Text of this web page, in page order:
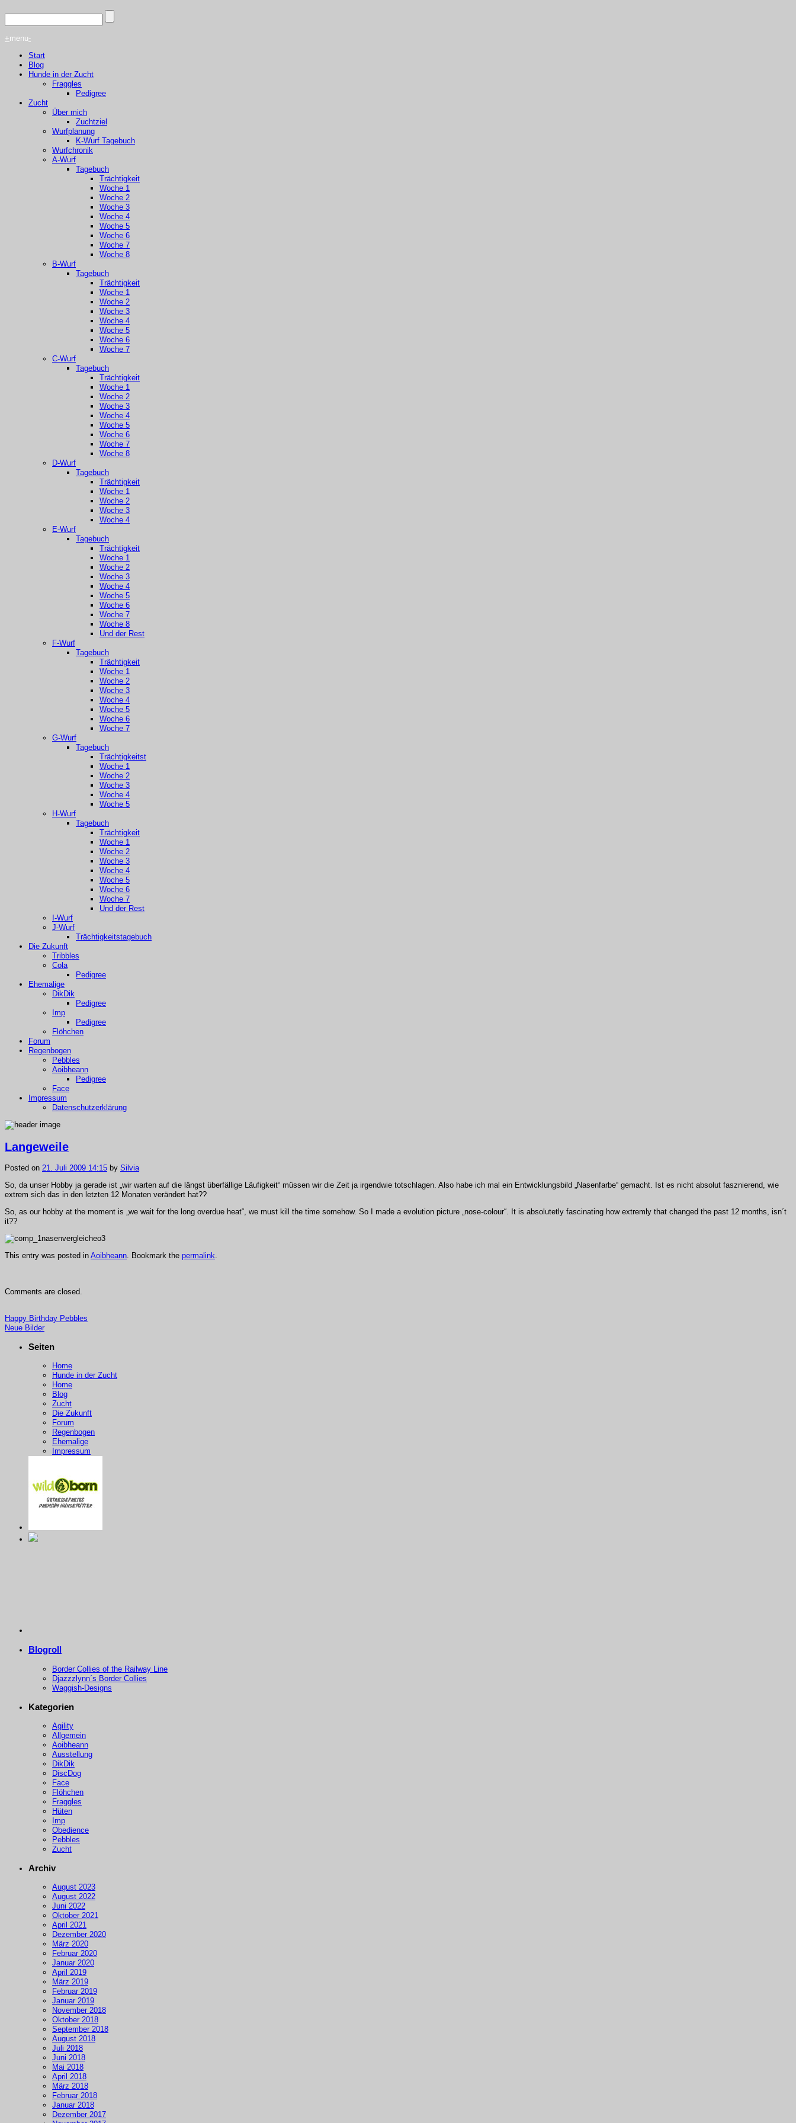
+menu-
Start
Blog
Hunde in der Zucht
Fraggles
Pedigree
Zucht
Über mich
Zuchtziel
Wurfplanung
K-Wurf Tagebuch
Wurfchronik
A-Wurf
Tagebuch
Trächtigkeit
Woche 1
Woche 2
Woche 3
Woche 4
Woche 5
Woche 6
Woche 7
Woche 8
B-Wurf
Tagebuch
Trächtigkeit
Woche 1
Woche 2
Woche 3
Woche 4
Woche 5
Woche 6
Woche 7
C-Wurf
Tagebuch
Trächtigkeit
Woche 1
Woche 2
Woche 3
Woche 4
Woche 5
Woche 6
Woche 7
Woche 8
D-Wurf
Tagebuch
Trächtigkeit
Woche 1
Woche 2
Woche 3
Woche 4
E-Wurf
Tagebuch
Trächtigkeit
Woche 1
Woche 2
Woche 3
Woche 4
Woche 5
Woche 6
Woche 7
Woche 8
Und der Rest
F-Wurf
Tagebuch
Trächtigkeit
Woche 1
Woche 2
Woche 3
Woche 4
Woche 5
Woche 6
Woche 7
G-Wurf
Tagebuch
Trächtigkeitst
Woche 1
Woche 2
Woche 3
Woche 4
Woche 5
H-Wurf
Tagebuch
Trächtigkeit
Woche 1
Woche 2
Woche 3
Woche 4
Woche 5
Woche 6
Woche 7
Und der Rest
I-Wurf
J-Wurf
Trächtigkeitstagebuch
Die Zukunft
Tribbles
Cola
Pedigree
Ehemalige
DikDik
Pedigree
Imp
Pedigree
Flöhchen
Forum
Regenbogen
Pebbles
Aoibheann
Pedigree
Face
Impressum
Datenschutzerklärung
Langeweile
Posted on 21. Juli 2009 14:15 by Silvia
So, da unser Hobby ja gerade ist „wir warten auf die längst überfällige Läufigkeit“ müssen wir die Zeit ja irgendwie totschlagen. Also habe ich mal ein Entwicklungsbild „Nasenfarbe“ gemacht. Ist es nicht absolut fasznierend, wie
extrem sich das in den letzten 12 Monaten verändert hat??
So, as our hobby at the moment is „we wait for the long overdue heat“, we must kill the time somehow. So I made a evolution picture „nose-colour“. It is absolutetly fascinating how extremly that changed the past 12 months, isn´t
it??
This entry was posted in Aoibheann . Bookmark the permalink
Comments are closed.
Happy Birthday Pebbles
Neue Bilder
Seiten
Home
Hunde in der Zucht
Home
Blog
Zucht
Die Zukunft
Forum
Regenbogen
Ehemalige
Impressum
Blogroll
Border Collies of the Railway Line
Djazzzlynn´s Border Collies
Waggish-Designs
Kategorien
Agility
Allgemein
Aoibheann
Ausstellung
DikDik
DiscDog
Face
Flöhchen
Fraggles
Hüten
Imp
Obedience
Pebbles
Zucht
Archiv
August 2023
August 2022
Juni 2022
Oktober 2021
April 2021
Dezember 2020
März 2020
Februar 2020
Januar 2020
April 2019
März 2019
Februar 2019
Januar 2019
November 2018
Oktober 2018
September 2018
August 2018
Juli 2018
Juni 2018
Mai 2018
April 2018
März 2018
Februar 2018
Januar 2018
Dezember 2017